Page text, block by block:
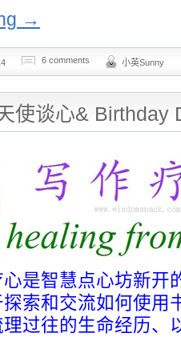
→
6 comments 小英Sunny
使谈心& Birthday
是智慧点心坊新开
索和交流如何使用
过往的生命经历、